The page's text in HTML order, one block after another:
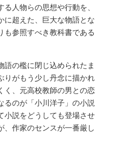
人物らの思想や行動を、
に超えた、巨大な物語とな
も参照すべき教科書である
の檻に閉じ込められたま
りがもう少し丹念に描かれ
く、元高校教師の男との恋
るのが「小川洋子」の小説
小説をどうしても登場させ
、作家のセンスが一番厳し